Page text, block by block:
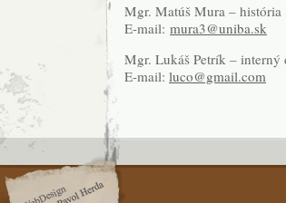
Mgr. Matúš Mura – história
E-mail: mura3@uniba.sk
Mgr. Lukáš Petrík – interný
E-mail: luco@gmail.com